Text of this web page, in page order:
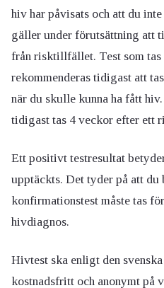
hiv har påvisats och att du
gäller under förutsättning att
från risktillfället. Test som
rekommenderas tidigast att
när du skulle kunna ha fått
tidigast tas 4 veckor efter ett
Ett positivt testresultat
upptäckts. Det tyder på att du
konfirmationstest måste tas
hivdiagnos.
Hivtest ska enligt den
kostnadsfritt och anonymt på